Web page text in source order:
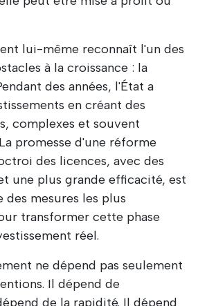
lui-même reconnaît l'un des
à la croissance : la
des années, l'État a
en créant des
complexes et souvent
promesse d'une réforme
des licences, avec des
une plus grande efficacité, est
mesures les plus
transformer cette phase
réel.
ne dépend pas seulement
Il dépend de
de la rapidité. Il dépend